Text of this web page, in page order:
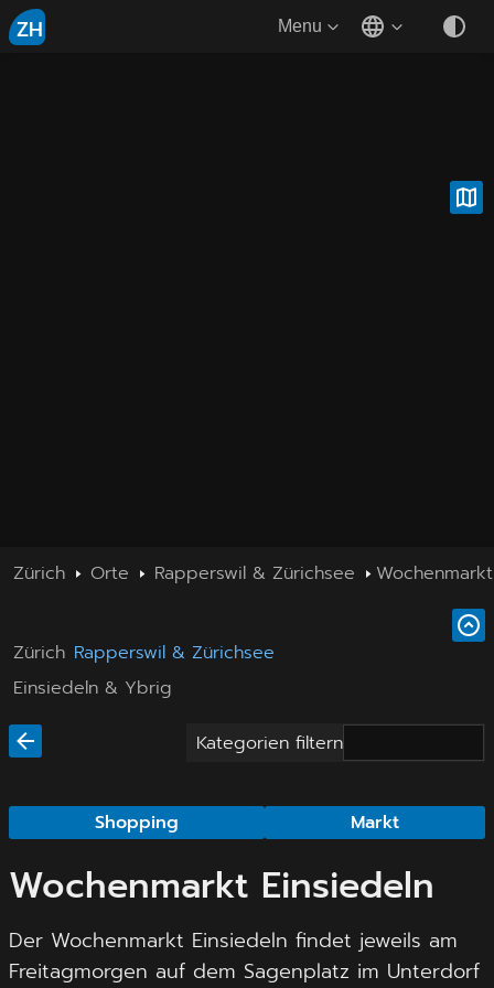
ZH Menu
Zürich Orte Rapperswil & Zürichsee
Zürich Rapperswil & Zürichsee
Einsiedeln & Ybrig
Kategorien filtern
Shopping Markt
Wochenmarkt Einsiedeln
Der Wochenmarkt Einsiedeln findet jeweils am
Freitagmorgen auf dem Sagenplatz im Unterdorf